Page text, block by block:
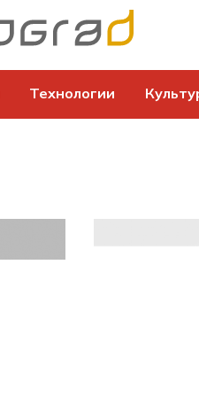
Технологии